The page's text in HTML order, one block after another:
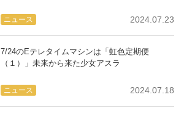
ニュース 2024.07.23
ニュース 2024.07.18
7/24のEテレタイムマシンは「虹色定期便
（１）」未来から来た少女アスラ